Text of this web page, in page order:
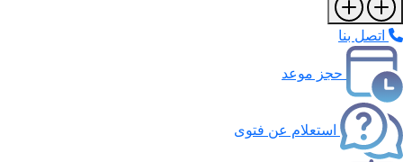
اتصل بنا
حجز موعد
استعلام عن فتوى